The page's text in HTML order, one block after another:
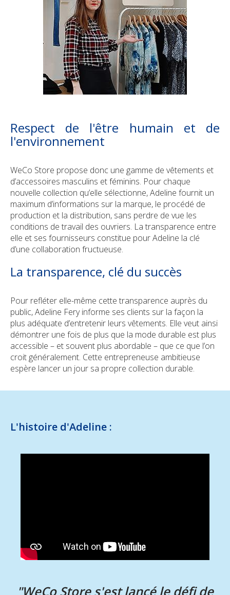
Respect de l'être humain et de
l'environnement
WeCo Store propose donc une gamme de vêtements et
d’accessoires masculins et féminins. Pour chaque
nouvelle collection qu’elle sélectionne, Adeline fournit un
maximum d’informations sur la marque, le procédé de
production et la distribution, sans perdre de vue les
conditions de travail des ouvriers. La transparence entre
elle et ses fournisseurs constitue pour Adeline la clé
d’une collaboration fructueuse.
La transparence, clé du succès
Pour refléter elle-même cette transparence auprès du
public, Adeline Fery informe ses clients sur la façon la
plus adéquate d’entretenir leurs vêtements. Elle veut ainsi
démontrer une fois de plus que la mode durable est plus
accessible – et souvent plus abordable – que ce que l’on
croit généralement. Cette entrepreneuse ambitieuse
espère lancer un jour sa propre collection durable.
L'histoire d'Adeline :
"WeCo Store s'est lancé le défi de